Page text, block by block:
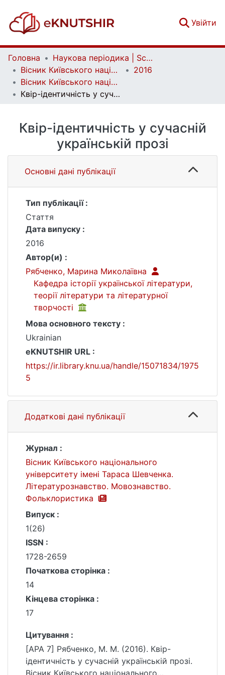
Увійти
Головна
Наукова періодика | Scientific periodicals
Вісник Київського національного університету імені Тараса Шевченка. Літературознавство. Мовознавство. Фольклористика | Bulletin of Taras Shevchenko National University of Kyiv. Literary Studies. Linguistics. Folklore Studies
2016
Вісник Київського національного університету імені Тараса Шевченка. Літературознавство. Мовознавство. Фольклористика. Вип. 1(26)
Квір-ідентичність у сучасній українській прозі
Квір-ідентичність у сучасній
українській прозі
Основні дані публікації
Тип публікації :
Стаття
Дата випуску :
2016
Автор(и) :
Рябченко, Марина Миколаївна
Кафедра історії української літератури,
теорії літератури та літературної
творчості
Мова основного тексту :
Ukrainian
eKNUTSHIR URL :
https://ir.library.knu.ua/handle/15071834/1975
5
Додаткові дані публікації
Журнал :
Вісник Київського національного
університету імені Тараса Шевченка.
Літературознавство. Мовознавство.
Фольклористика
Випуск :
1(26)
ISSN :
1728-2659
Початкова сторінка :
14
Кінцева сторінка :
17
Цитування :
[APA 7] Рябченко, М. М. (2016). Квір-
ідентичність у сучасній українській прозі.
Вісник Київського національного